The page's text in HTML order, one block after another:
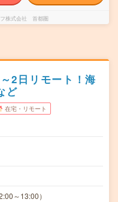
株式会社 首都圏
2日リモート！海
ど
在宅・リモート
～13:00）